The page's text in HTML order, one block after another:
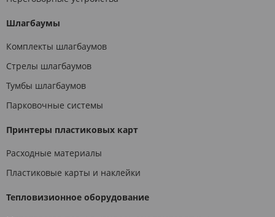
Шлагбаумы
Комплекты шлагбаумов
Стрелы шлагбаумов
Тумбы шлагбаумов
Парковочные системы
Принтеры пластиковых карт
Расходные материалы
Пластиковые карты и наклейки
Тепловизионное оборудование